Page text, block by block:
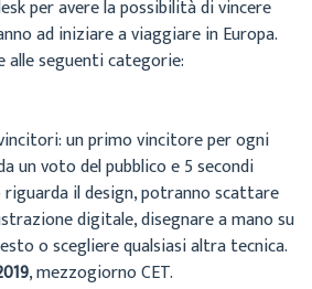
per avere la possibilità di vincere
ad iniziare a viaggiare in Europa.
alle seguenti categorie:
un primo vincitore per ogni
un voto del pubblico e 5 secondi
il design, potranno scattare
digitale, disegnare a mano su
o scegliere qualsiasi altra tecnica.
, mezzogiorno CET.